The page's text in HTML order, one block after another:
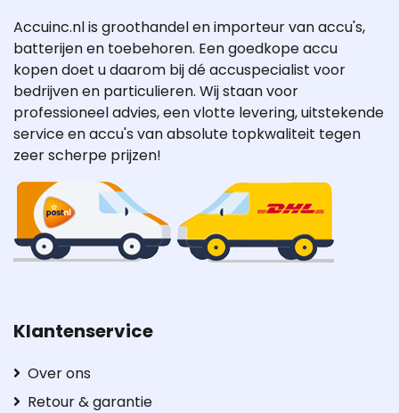
Accuinc.nl is groothandel en importeur van accu's,
batterijen en toebehoren. Een goedkope accu
kopen doet u daarom bij dé accuspecialist voor
bedrijven en particulieren. Wij staan voor
professioneel advies, een vlotte levering, uitstekende
service en accu's van absolute topkwaliteit tegen
zeer scherpe prijzen!
Klantenservice
Over ons
Retour & garantie